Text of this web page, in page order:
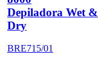
Depiladora Wet &
Dry
BRE715/01